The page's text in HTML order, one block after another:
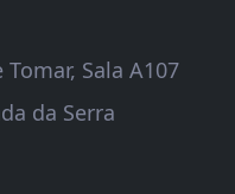
Sala A107
da Serra